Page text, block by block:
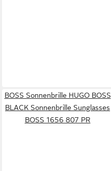
BOSS Sonnenbrille HUGO BOSS
BLACK Sonnenbrille Sunglasses
BOSS 1656 807 PR